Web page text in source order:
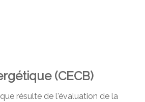
(CECB)
résulte de l'évaluation de la